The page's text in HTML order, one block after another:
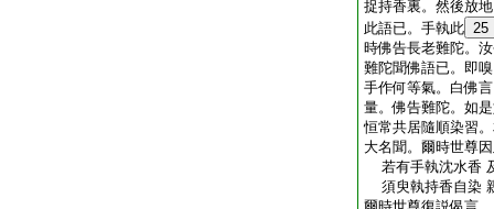
捉持香裏。然後放
此語已。手執此 25
時佛告長老難陀。
難陀聞佛語已。即
手作何等氣。白佛
量。佛告難陀。如
恒常共居隨順染習
大名聞。爾時世尊
若有手執沈水香
須臾執持香自染